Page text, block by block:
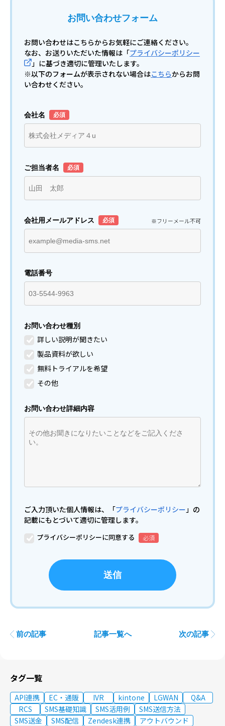
お問い合わせフォーム
お問い合わせはこちらからお気軽にご連絡ください。
なお、お送りいただいた情報は「プライバシーポリシー
」に基づき適切に管理いたします。
※以下のフォームが表示されない場合はこちらからお問
い合わせください。
会社名
ご担当者名
会社用メールアドレス ※フリーメール不可
電話番号
お問い合わせ種別
詳しい説明が聞きたい
製品資料が欲しい
無料トライアルを希望
その他
お問い合わせ詳細内容
ご入力頂いた個人情報は、「プライバシーポリシー 」の
記載にもとづいて適切に管理します。
プライバシーポリシーに同意する
前の記事 記事一覧へ 次の記事
タグ一覧
API連携 EC・通販 IVR kintone LGWAN
Q&A
RCS
SMS基礎知識 SMS活用例
SMS送信方法
SMS送金
SMS配信 Zendesk連携
アウトバウンド